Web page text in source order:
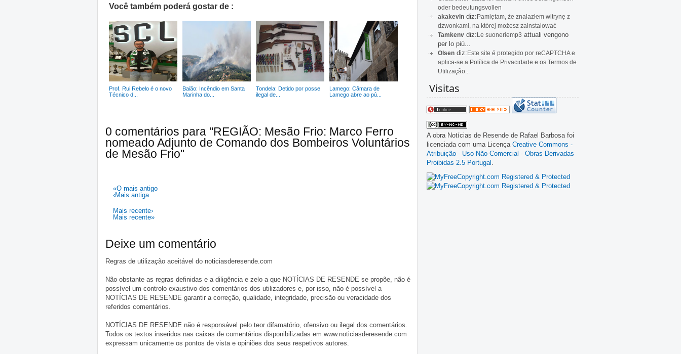
Você também poderá gostar de :
Prof. Rui Rebelo é o novo
Técnico d...
Baião: Incêndio em Santa
Marinha do...
Tondela: Detido por posse
ilegal de...
Lamego: Câmara de
Lamego abre ao pú...
0 comentários para "REGIÃO: Mesão Frio: Marco Ferro
nomeado Adjunto de Comando dos Bombeiros Voluntários
de Mesão Frio"
«O mais antigo
‹Mais antiga
Mais recente›
Mais recente»
Deixe um comentário
Regras de utilização aceitável do noticiasderesende.com
Não obstante as regras definidas e a diligência e zelo a que NOTÍCIAS DE RESENDE se propõe, não é
possível um controlo exaustivo dos comentários dos utilizadores e, por isso, não é possível a
NOTÍCIAS DE RESENDE garantir a correção, qualidade, integridade, precisão ou veracidade dos
referidos comentários.
NOTÍCIAS DE RESENDE não é responsável pelo teor difamatório, ofensivo ou ilegal dos comentários.
Todos os textos inseridos nas caixas de comentários disponibilizadas em www.noticiasderesende.com
expressam unicamente os pontos de vista e opiniões dos seus respetivos autores.
oder bedeutungsvollen
akakevin diz:Pamiętam, że znalazłem witrynę z
dzwonkami, na której możesz zainstalować
Tamkenv diz:Le suoneriemp3 attuali vengono
per lo più...
Olsen diz:Este site é protegido por reCAPTCHA e
aplica-se a Política de Privacidade e os Termos de
Utilização...
Visitas
A obra Notícias de Resende de Rafael Barbosa foi
licenciada com uma Licença Creative Commons -
Atribuição - Uso Não-Comercial - Obras Derivadas
Proibidas 2.5 Portugal